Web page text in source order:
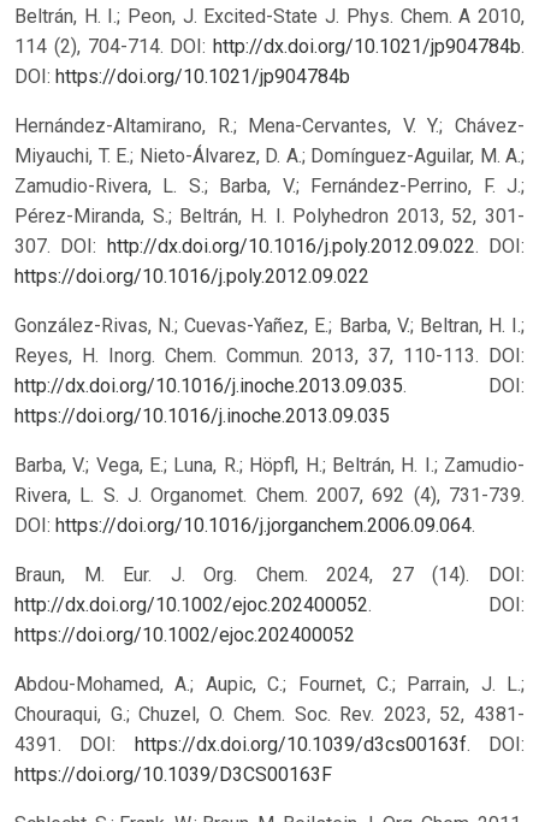
Beltrán, H. I.; Peon, J. Excited-State J. Phys. Chem. A 2010,
114 (2), 704-714. DOI: http://dx.doi.org/10.1021/jp904784b.
DOI: https://doi.org/10.1021/jp904784b
Hernández-Altamirano, R.; Mena-Cervantes, V. Y.; Chávez-
Miyauchi, T. E.; Nieto-Álvarez, D. A.; Domínguez-Aguilar, M. A.;
Zamudio-Rivera, L. S.; Barba, V.; Fernández-Perrino, F. J.;
Pérez-Miranda, S.; Beltrán, H. I. Polyhedron 2013, 52, 301-
307. DOI: http://dx.doi.org/10.1016/j.poly.2012.09.022. DOI:
https://doi.org/10.1016/j.poly.2012.09.022
González-Rivas, N.; Cuevas-Yañez, E.; Barba, V.; Beltran, H. I.;
Reyes, H. Inorg. Chem. Commun. 2013, 37, 110-113. DOI:
http://dx.doi.org/10.1016/j.inoche.2013.09.035. DOI:
https://doi.org/10.1016/j.inoche.2013.09.035
Barba, V.; Vega, E.; Luna, R.; Höpfl, H.; Beltrán, H. I.; Zamudio-
Rivera, L. S. J. Organomet. Chem. 2007, 692 (4), 731-739.
DOI: https://doi.org/10.1016/j.jorganchem.2006.09.064.
Braun, M. Eur. J. Org. Chem. 2024, 27 (14). DOI:
http://dx.doi.org/10.1002/ejoc.202400052. DOI:
https://doi.org/10.1002/ejoc.202400052
Abdou-Mohamed, A.; Aupic, C.; Fournet, C.; Parrain, J. L.;
Chouraqui, G.; Chuzel, O. Chem. Soc. Rev. 2023, 52, 4381-
4391. DOI: https://dx.doi.org/10.1039/d3cs00163f. DOI:
https://doi.org/10.1039/D3CS00163F